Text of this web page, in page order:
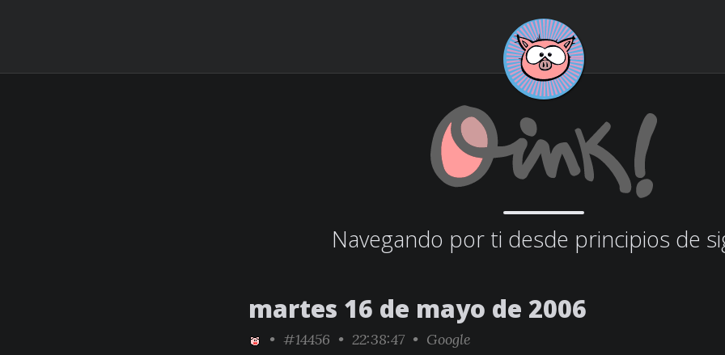
Navegando por ti desde principios de
martes 16 de mayo de 2006
• #14456 • 22:38:47 • Google